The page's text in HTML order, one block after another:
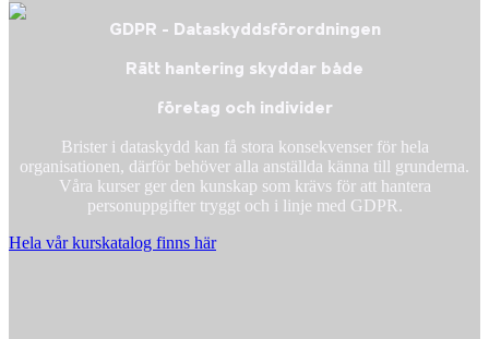
GDPR - Dataskyddsförordningen
Rätt hantering skyddar både
företag och individer
Brister i dataskydd kan få stora konsekvenser för hela
organisationen, därför behöver alla anställda känna till grunderna.
Våra kurser ger den kunskap som krävs för att hantera
personuppgifter tryggt och i linje med GDPR.
Hela vår kurskatalog finns här